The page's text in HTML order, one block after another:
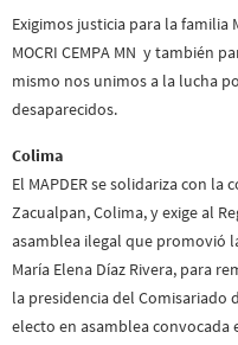
Exigimos justicia para la
MOCRI CEMPA MN y también
mismo nos unimos a la lucha
desaparecidos.
Colima
El MAPDER se solidariza con
Zacualpan, Colima, y exige al
asamblea ilegal que promovió
María Elena Díaz Rivera, para
la presidencia del Comisariado
electo en asamblea convocada